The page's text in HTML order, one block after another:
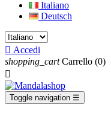
Italiano
Deutsch
 Accedi
shopping_cart Carrello (0)

Toggle navigation ☰